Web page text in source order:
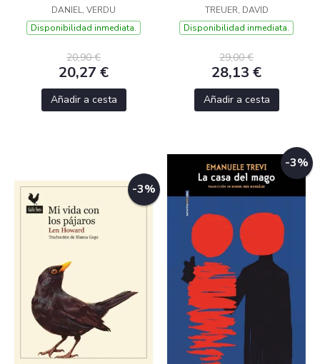
DANIEL, VERDU
Disponibilidad inmediata.
20,90 €
20,27 €
Añadir a cesta
TREUER, DAVID
Disponibilidad inmediata.
29,00 €
28,13 €
Añadir a cesta
-3%
-3%